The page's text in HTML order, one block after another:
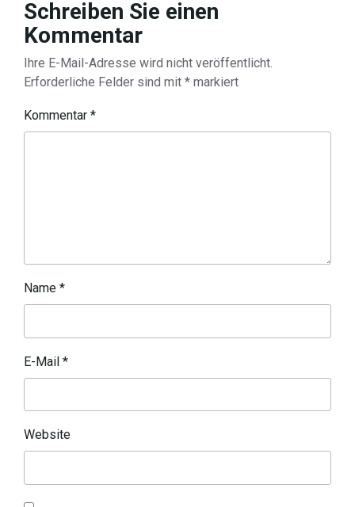
Schreiben Sie einen
Kommentar
Ihre E-Mail-Adresse wird nicht veröffentlicht.
Erforderliche Felder sind mit * markiert
Kommentar *
Name *
E-Mail *
Website